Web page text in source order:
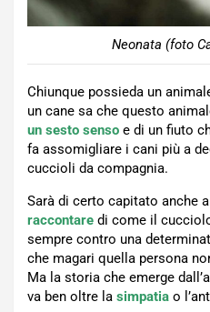
Neonata (foto
Chiunque possieda un
un cane sa che questo
un sesto senso e di un fiuto
fa assomigliare i cani più a
cuccioli da compagnia.
Sarà di certo capitato anche
raccontare di come il
sempre contro una
che magari quella persona
Ma la storia che emerge
va ben oltre la simpatia o